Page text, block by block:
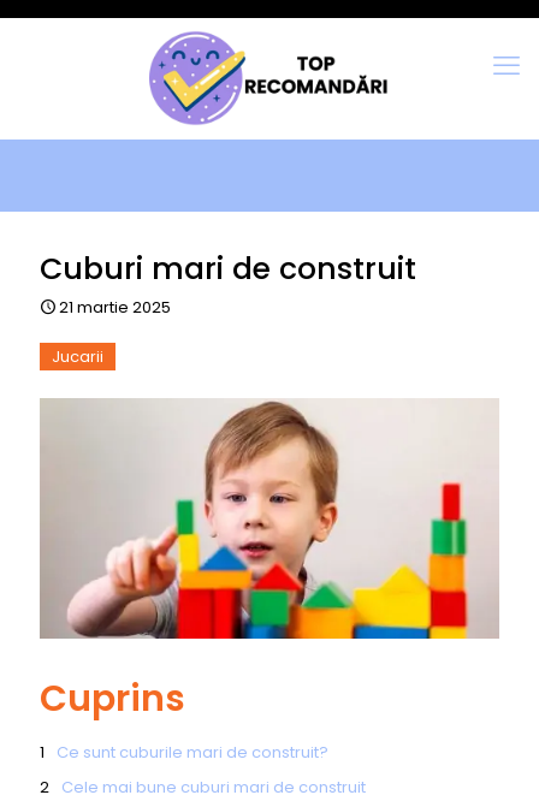
Cuburi mari de construit
21 martie 2025
Jucarii
Cuprins
Ce sunt cuburile mari de construit?
Cele mai bune cuburi mari de construit